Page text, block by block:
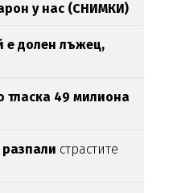
у нас (СНИМКИ)
е долен лъжец,
тласка 49 милиона
страстите